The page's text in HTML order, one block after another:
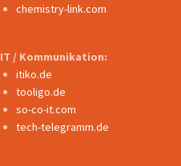
chemistry-link.com
IT / Kommunikation:
itiko.de
tooligo.de
so-co-it.com
tech-telegramm.de